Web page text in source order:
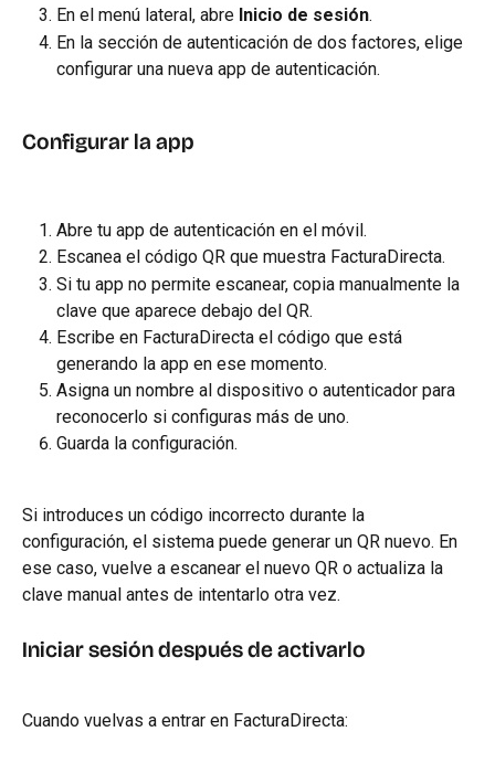
En el menú lateral, abre Inicio de sesión.
En la sección de autenticación de dos factores, elige
configurar una nueva app de autenticación.
Configurar la app
Abre tu app de autenticación en el móvil.
Escanea el código QR que muestra FacturaDirecta.
Si tu app no permite escanear, copia manualmente la
clave que aparece debajo del QR.
Escribe en FacturaDirecta el código que está
generando la app en ese momento.
Asigna un nombre al dispositivo o autenticador para
reconocerlo si configuras más de uno.
Guarda la configuración.
Si introduces un código incorrecto durante la
configuración, el sistema puede generar un QR nuevo. En
ese caso, vuelve a escanear el nuevo QR o actualiza la
clave manual antes de intentarlo otra vez.
Iniciar sesión después de activarlo
Cuando vuelvas a entrar en FacturaDirecta: